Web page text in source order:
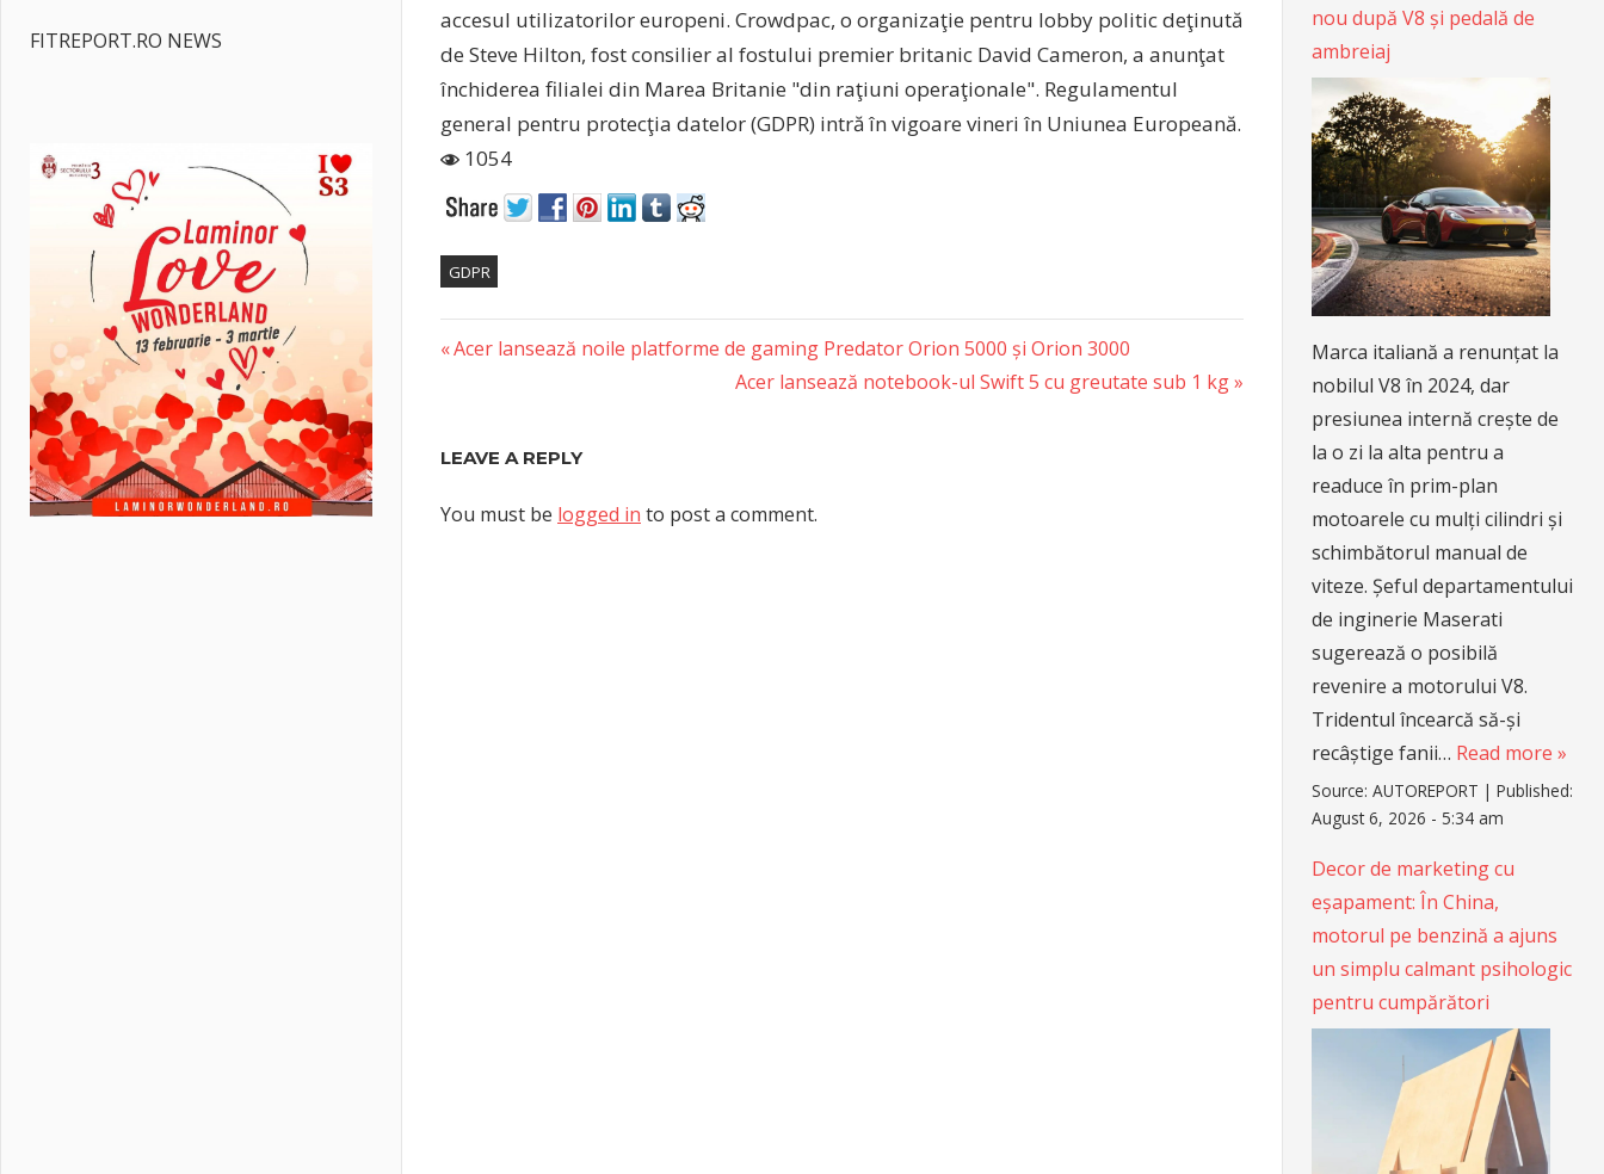
accesul utilizatorilor europeni. Crowdpac, o organizaţie pentru lobby politic deţinută
de Steve Hilton, fost consilier al fostului premier britanic David Cameron, a anunţat
închiderea filialei din Marea Britanie "din raţiuni operaţionale". Regulamentul
general pentru protecţia datelor (GDPR) intră în vigoare vineri în Uniunea Europeană.
1054
GDPR
Post
Previous
Acer lansează noile platforme de gaming Predator Orion 5000 și Orion 3000
Next
Acer lansează notebook-ul Swift 5 cu greutate sub 1 kg
LEAVE A REPLY
You must be logged in to post a comment.
FITREPORT.RO NEWS
nou după V8 și pedală de
ambreiaj
Marca italiană a renunțat la
nobilul V8 în 2024, dar
presiunea internă crește de
la o zi la alta pentru a
readuce în prim-plan
motoarele cu mulți cilindri și
schimbătorul manual de
viteze. Șeful departamentului
de inginerie Maserati
sugerează o posibilă
revenire a motorului V8.
Tridentul încearcă să-și
recâștige fanii… Read more »
Source:AUTOREPORT |Published:
August 6, 2026 - 5:34 am
Decor de marketing cu
eșapament: În China,
motorul pe benzină a ajuns
un simplu calmant psihologic
pentru cumpărători